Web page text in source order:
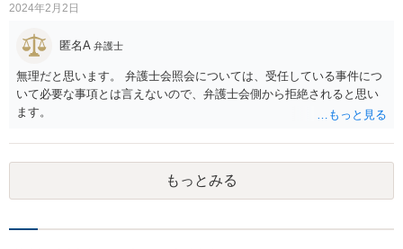
2024年2月2日
匿名A 弁護士
無理だと思います。 弁護士会照会については、受任している事件につ
いて必要な事項とは言えないので、弁護士会側から拒絶されると思い
ます。
もっとみる